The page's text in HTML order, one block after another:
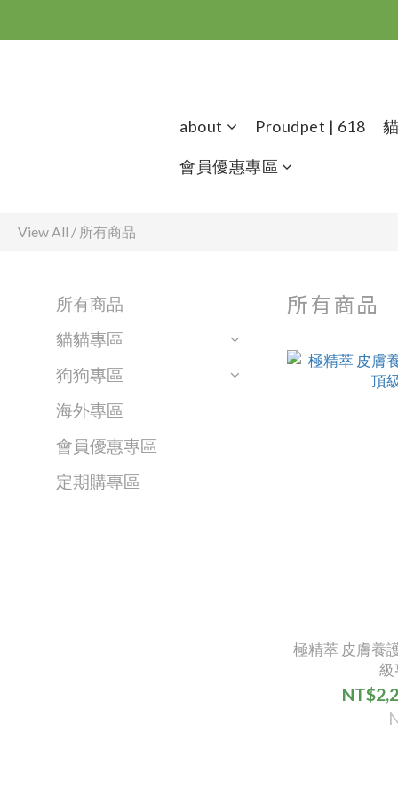
about Proudpet | 618
會員優惠專區
View All / 所有商品
所有商品
貓貓專區
狗狗專區
海外專區
會員優惠專區
定期購專區
所有商品
極精萃 皮膚養
級